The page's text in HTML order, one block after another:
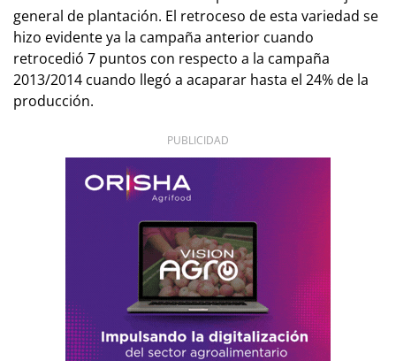
general de plantación. El retroceso de esta variedad se
hizo evidente ya la campaña anterior cuando
retrocedió 7 puntos con respecto a la campaña
2013/2014 cuando llegó a acaparar hasta el 24% de la
producción.
PUBLICIDAD